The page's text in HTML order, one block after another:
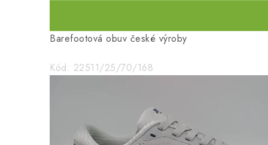
Barefootová obuv české výroby
Kód: 22511/25/70/168